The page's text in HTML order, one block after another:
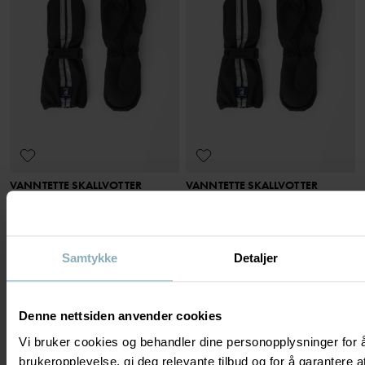
Samtykke Detaljer
Denne nettsiden anvender cookies
Vi bruker cookies og behandler dine personopplysninger for
brukeropplevelse, gi deg relevante tilbud og for å garantere
VANNTETTE SKALLVOTTER VANNTETTE SKALLVOTTER